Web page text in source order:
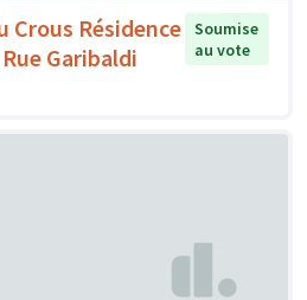
Crous Résidence
Garibaldi
Soumise
au vote